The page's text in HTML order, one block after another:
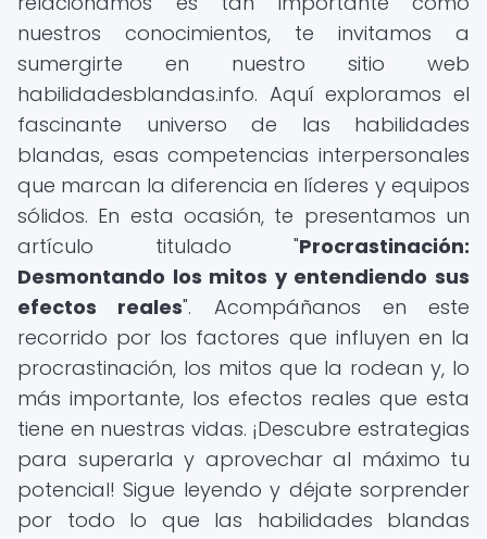
nuestros conocimientos, te invitamos a
sumergirte en nuestro sitio web
habilidadesblandas.info. Aquí exploramos el
fascinante universo de las habilidades
blandas, esas competencias interpersonales
que marcan la diferencia en líderes y equipos
sólidos. En esta ocasión, te presentamos un
artículo titulado "Procrastinación:
Desmontando los mitos y entendiendo sus
efectos reales". Acompáñanos en este
recorrido por los factores que influyen en la
procrastinación, los mitos que la rodean y, lo
más importante, los efectos reales que esta
tiene en nuestras vidas. ¡Descubre estrategias
para superarla y aprovechar al máximo tu
potencial! Sigue leyendo y déjate sorprender
por todo lo que las habilidades blandas